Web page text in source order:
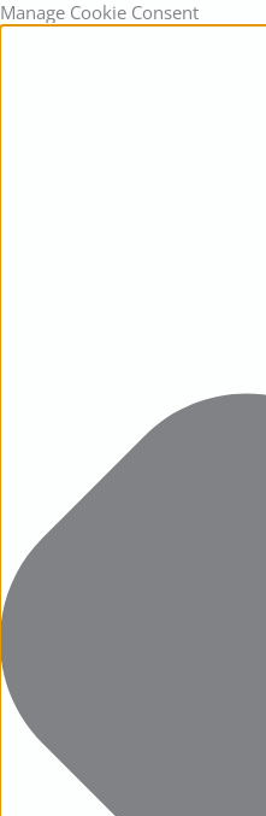
Manage Cookie Consent
Functional
Preferences
Statistics
Marketing